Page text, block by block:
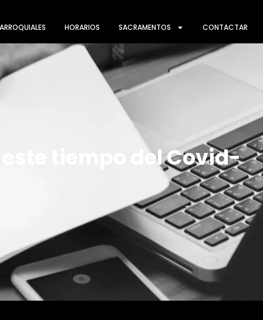
HORARIOS SACRAMENTOS CONTACTAR
tiempo del Covid-